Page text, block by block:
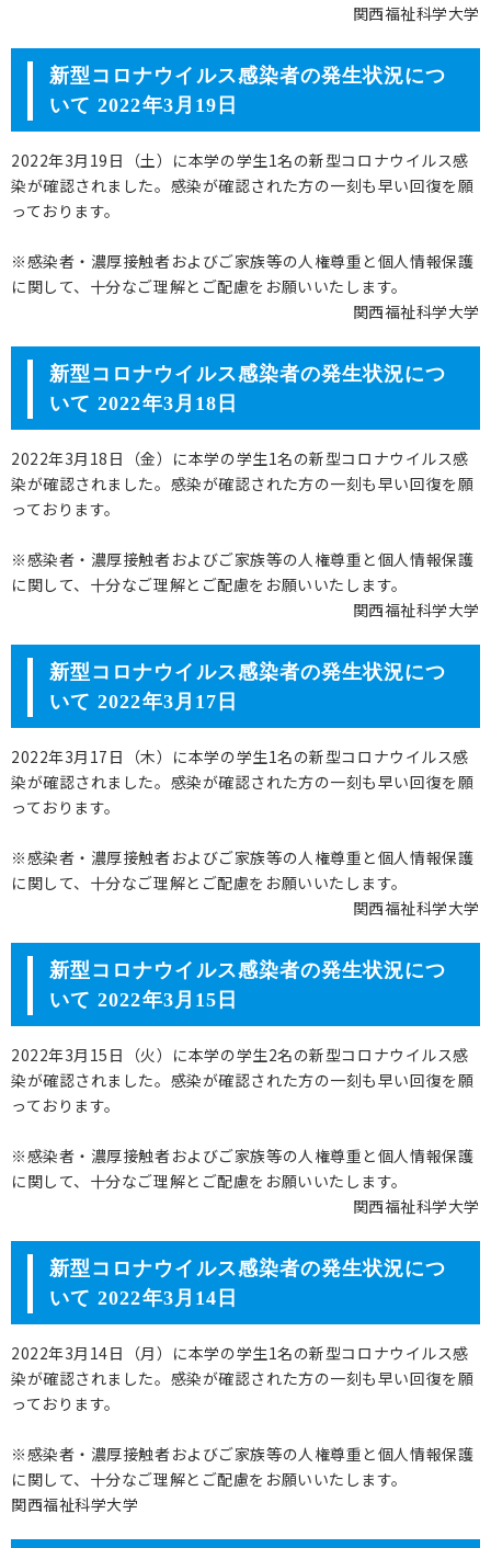
関西福祉科学大学
新型コロナウイルス感染者の発生状況につ
いて 2022年3月19日
2022年3月19日（土）に本学の学生1名の新型コロナウイルス感
染が確認されました。感染が確認された方の一刻も早い回復を願
っております。
※感染者・濃厚接触者およびご家族等の人権尊重と個人情報保護
に関して、十分なご理解とご配慮をお願いいたします。
関西福祉科学大学
新型コロナウイルス感染者の発生状況につ
いて 2022年3月18日
2022年3月18日（金）に本学の学生1名の新型コロナウイルス感
染が確認されました。感染が確認された方の一刻も早い回復を願
っております。
※感染者・濃厚接触者およびご家族等の人権尊重と個人情報保護
に関して、十分なご理解とご配慮をお願いいたします。
関西福祉科学大学
新型コロナウイルス感染者の発生状況につ
いて 2022年3月17日
2022年3月17日（木）に本学の学生1名の新型コロナウイルス感
染が確認されました。感染が確認された方の一刻も早い回復を願
っております。
※感染者・濃厚接触者およびご家族等の人権尊重と個人情報保護
に関して、十分なご理解とご配慮をお願いいたします。
関西福祉科学大学
新型コロナウイルス感染者の発生状況につ
いて 2022年3月15日
2022年3月15日（火）に本学の学生2名の新型コロナウイルス感
染が確認されました。感染が確認された方の一刻も早い回復を願
っております。
※感染者・濃厚接触者およびご家族等の人権尊重と個人情報保護
に関して、十分なご理解とご配慮をお願いいたします。
関西福祉科学大学
新型コロナウイルス感染者の発生状況につ
いて 2022年3月14日
2022年3月14日（月）に本学の学生1名の新型コロナウイルス感
染が確認されました。感染が確認された方の一刻も早い回復を願
っております。
※感染者・濃厚接触者およびご家族等の人権尊重と個人情報保護
に関して、十分なご理解とご配慮をお願いいたします。
関西福祉科学大学